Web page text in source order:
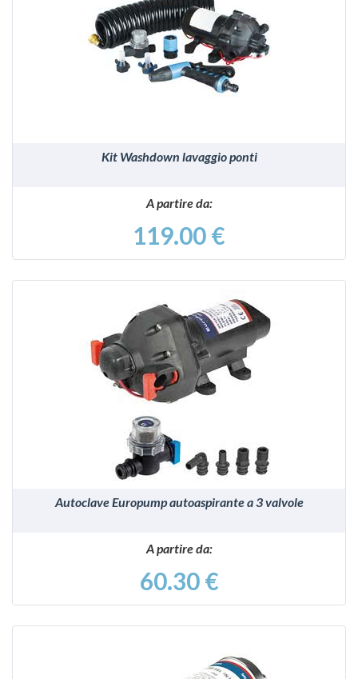
VEDI
Kit Washdown lavaggio ponti
A partire da:
119.00 €
VEDI
Autoclave Europump autoaspirante a 3 valvole
A partire da:
60.30 €